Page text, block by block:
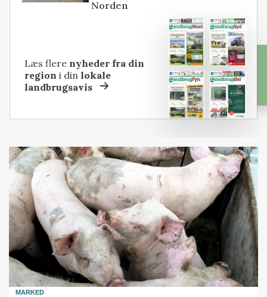
Norden
Læs flere nyheder fra din
region i dinlokale
landbrugsavis
MARKED